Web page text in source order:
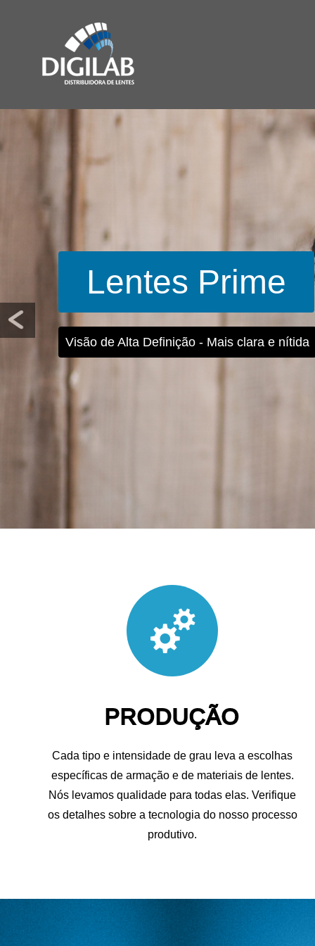
Lentes Essilor
Técnica de produção de alta precisão
PRODUÇÃO
Cada tipo e intensidade de grau leva a escolhas
específicas de armação e de materiais de lentes.
Nós levamos qualidade para todas elas. Verifique
os detalhes sobre a tecnologia do nosso processo
produtivo.